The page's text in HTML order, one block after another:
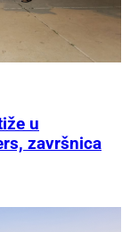
u
završnica